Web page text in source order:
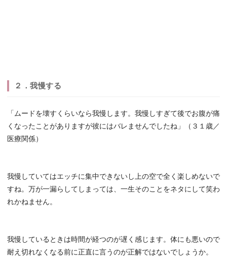
２．我慢する
「ムードを壊すくらいなら我慢します。我慢しすぎて後でお腹が痛
くなったことがありますが彼にはバレませんでしたね」（３１歳／
医療関係）
我慢していてはエッチに集中できないし上の空で全く楽しめないで
すね。万が一漏らしてしまっては、一生そのことをネタにして笑わ
れかねません。
我慢しているときは時間が経つのが遅く感じます。体にも悪いので
耐え切れなくなる前に正直に言うのが正解ではないでしょうか。